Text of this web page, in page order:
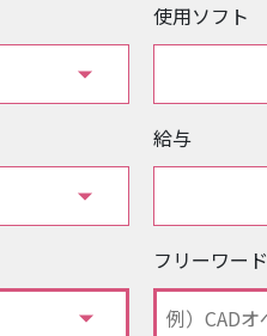
使用ソフト
給与
フリーワード